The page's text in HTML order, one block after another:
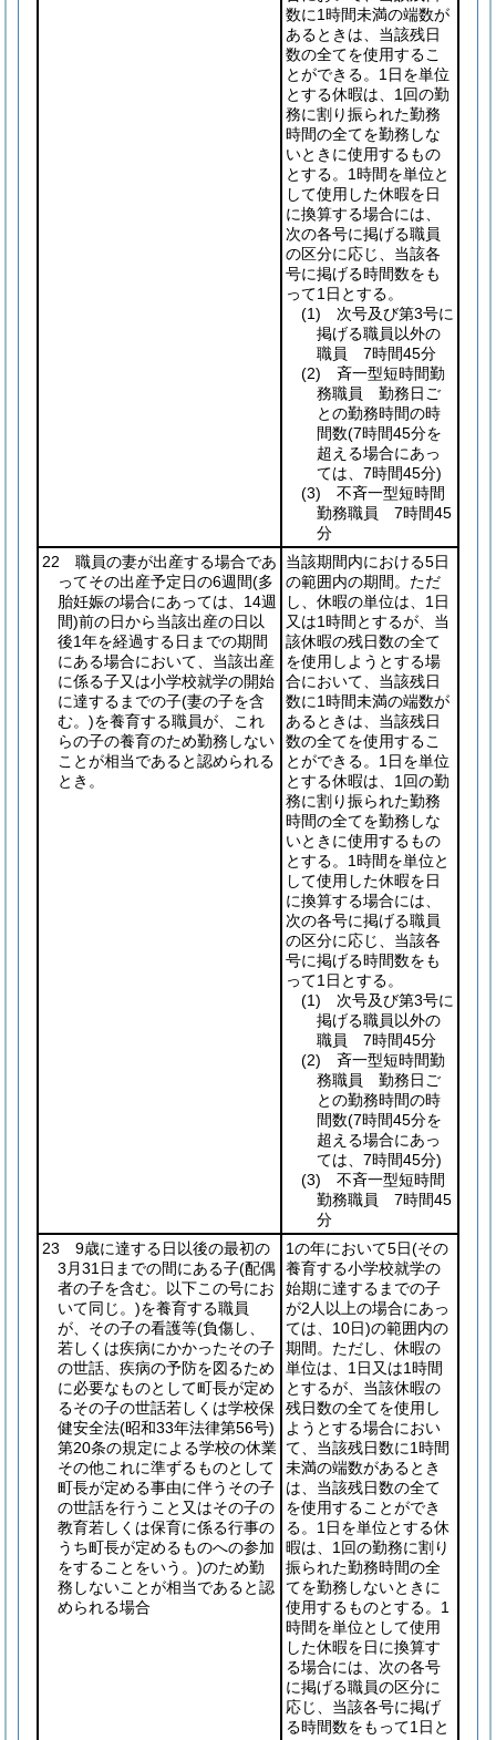
数に1時間未満の端数が
あるときは、当該残日
数の全てを使用するこ
とができる。1日を単位
とする休暇は、1回の勤
務に割り振られた勤務
時間の全てを勤務しな
いときに使用するもの
とする。1時間を単位と
して使用した休暇を日
に換算する場合には、
次の各号に掲げる職員
の区分に応じ、当該各
号に掲げる時間数をも
って1日とする。
(1) 次号及び第3号に
掲げる職員以外の
職員 7時間45分
(2) 斉一型短時間勤
務職員 勤務日ご
との勤務時間の時
間数(7時間45分を
超える場合にあっ
ては、7時間45分)
(3) 不斉一型短時間
勤務職員 7時間45
分
22 職員の妻が出産する場合であ
ってその出産予定日の6週間(多
胎妊娠の場合にあっては、14週
間)前の日から当該出産の日以
後1年を経過する日までの期間
にある場合において、当該出産
に係る子又は小学校就学の開始
に達するまでの子(妻の子を含
む。)を養育する職員が、これ
らの子の養育のため勤務しない
ことが相当であると認められる
とき。
当該期間内における5日
の範囲内の期間。ただ
し、休暇の単位は、1日
又は1時間とするが、当
該休暇の残日数の全て
を使用しようとする場
合において、当該残日
数に1時間未満の端数が
あるときは、当該残日
数の全てを使用するこ
とができる。1日を単位
とする休暇は、1回の勤
務に割り振られた勤務
時間の全てを勤務しな
いときに使用するもの
とする。1時間を単位と
して使用した休暇を日
に換算する場合には、
次の各号に掲げる職員
の区分に応じ、当該各
号に掲げる時間数をも
って1日とする。
(1) 次号及び第3号に
掲げる職員以外の
職員 7時間45分
(2) 斉一型短時間勤
務職員 勤務日ご
との勤務時間の時
間数(7時間45分を
超える場合にあっ
ては、7時間45分)
(3) 不斉一型短時間
勤務職員 7時間45
分
23 9歳に達する日以後の最初の
3月31日までの間にある子(配偶
者の子を含む。以下この号にお
いて同じ。)を養育する職員
が、その子の看護等(負傷し、
若しくは疾病にかかったその子
の世話、疾病の予防を図るため
に必要なものとして町長が定め
るその子の世話若しくは学校保
健安全法(昭和33年法律第56号)
第20条の規定による学校の休業
その他これに準ずるものとして
町長が定める事由に伴うその子
の世話を行うこと又はその子の
教育若しくは保育に係る行事の
うち町長が定めるものへの参加
をすることをいう。)のため勤
務しないことが相当であると認
められる場合
1の年において5日(その
養育する小学校就学の
始期に達するまでの子
が2人以上の場合にあっ
ては、10日)の範囲内の
期間。ただし、休暇の
単位は、1日又は1時間
とするが、当該休暇の
残日数の全てを使用し
ようとする場合におい
て、当該残日数に1時間
未満の端数があるとき
は、当該残日数の全て
を使用することができ
る。1日を単位とする休
暇は、1回の勤務に割り
振られた勤務時間の全
てを勤務しないときに
使用するものとする。1
時間を単位として使用
した休暇を日に換算す
る場合には、次の各号
に掲げる職員の区分に
応じ、当該各号に掲げ
る時間数をもって1日と